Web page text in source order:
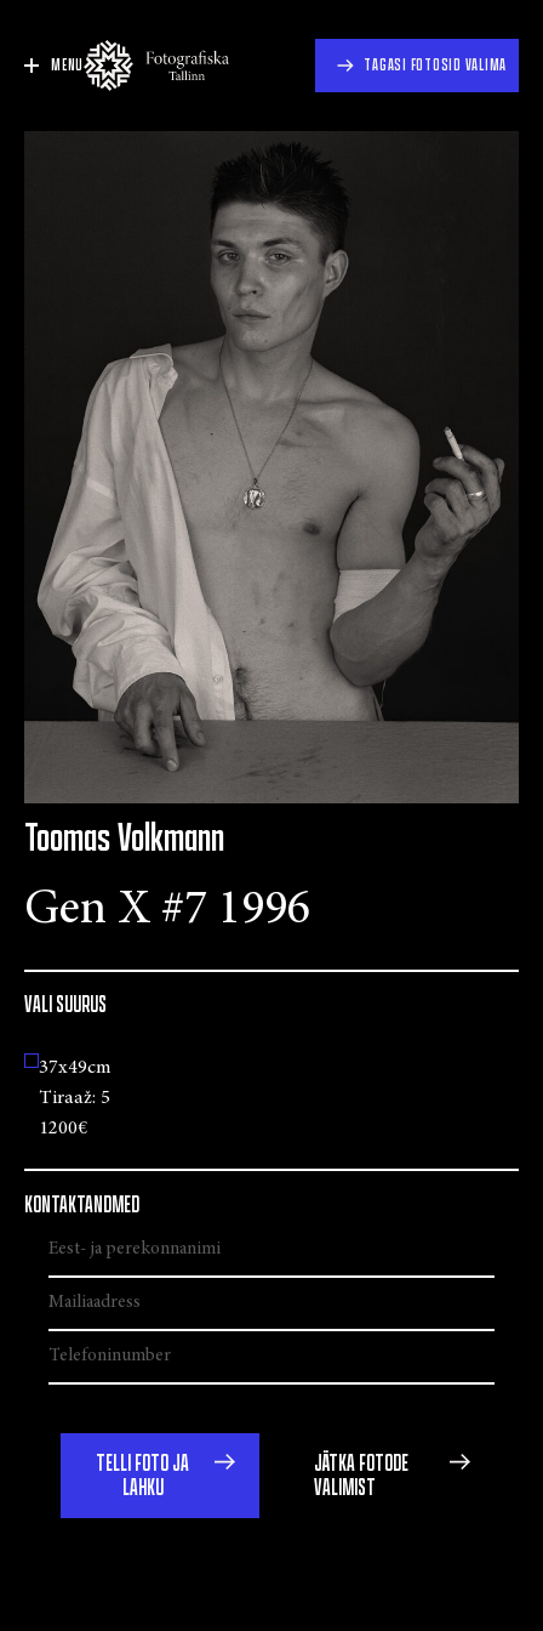
MENU TAGASI FOTOSID VALIMA
Toomas Volkmann
Gen X #7 1996
VALI SUURUS
37x49cm
Tiraaž: 5
1200€
KONTAKTANDMED
TELLI FOTO JA
LAHKU
JÄTKA FOTODE
VALIMIST